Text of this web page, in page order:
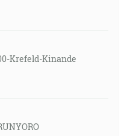
Krefeld-Kinande